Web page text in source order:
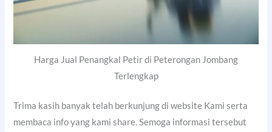
Harga Jual Penangkal Petir di Peterongan Jombang
Terlengkap
Trima kasih banyak telah berkunjung di website Kami serta
membaca info yang kami share. Semoga informasi tersebut